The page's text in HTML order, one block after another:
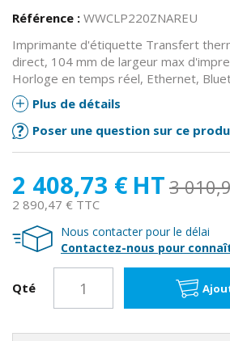
Référence : WWCLP220ZNAREU
Imprimante d'étiquette Transfert
direct, 104 mm de largeur max
Horloge en temps réel, Ethernet,
Plus de détails
Poser une question sur ce
2 408,73 € HT 3
2 890,47 € TTC
Nous contacter pour le délai
Contactez-nous pour
Qté